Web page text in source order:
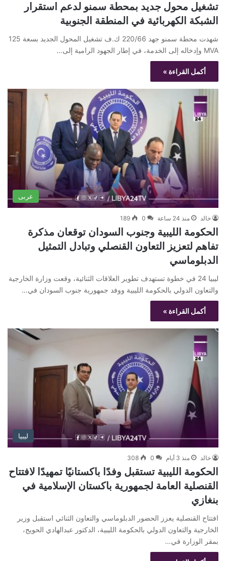
تشغيل محول جديد بمحطة سمنو لدعم استقرار
الشبكة الكهربائية في المنطقة الجنوبية
شهدت محطة سمنو جهد 220/66 ك.ف تشغيل المحول الجديد بسعة 125
MVA وإدخاله إلى الخدمة، في إطار الجهود الرامية إلى…
أكمل القراءة »
عربى
خالد منذ 24 ساعة 0
189
الحكومة الليبية وجنوب السودان توقعان مذكرة
تفاهم لتعزيز التعاون القنصلي وتبادل التمثيل
الدبلوماسي
ليبيا 24 في خطوة تستهدف تطوير العلاقات الثنائية، وقعت وزارة الخارجية
والتعاون الدولي بالحكومة الليبية ووفد جمهورية جنوب السودان في…
أكمل القراءة »
ليبيا
خالد منذ 3 أيام 0
308
الحكومة الليبية تستقبل وفدًا باكستانيًا تمهيدًا لافتتاح
القنصلية العامة لجمهورية باكستان الإسلامية في
بنغازي
افتتاح القنصلية يعزز الحضور الدبلوماسي والتعاون الثنائي استقبل وزير
الخارجية والتعاون الدولي بالحكومة الليبية، الدكتور عبدالهادي الحويج،
بمقر الوزارة في…